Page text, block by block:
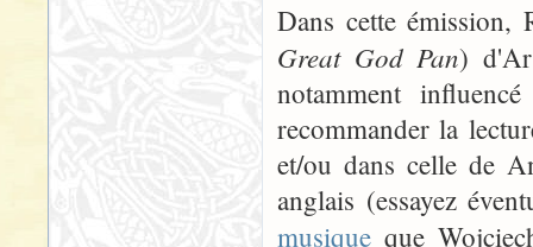
Dans cette émission,
Great God Pan)
notamment
recommander la
et/ou dans celle de
anglais (essayez
musique que